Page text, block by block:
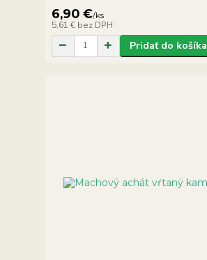
6,90 €/ks
5,61 € bez DPH
Pridať do košíka